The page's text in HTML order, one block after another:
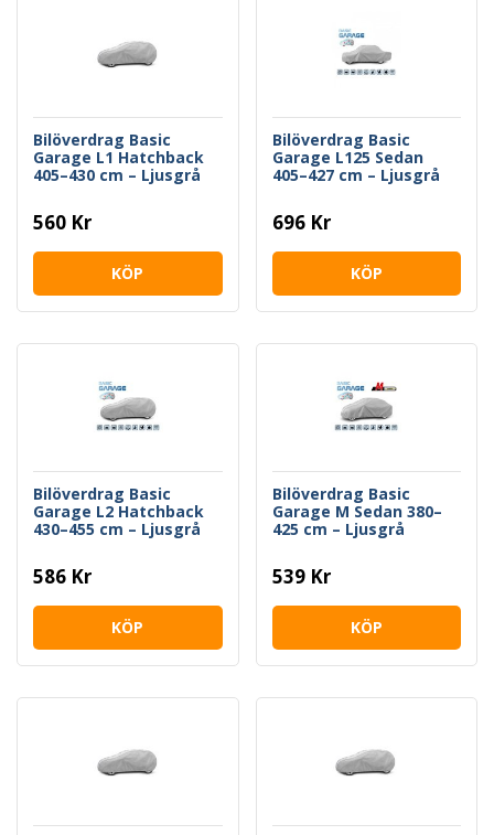
Bilöverdrag Basic
Garage L1 Hatchback
405–430 cm – Ljusgrå
560 Kr
KÖP
Bilöverdrag Basic
Garage L125 Sedan
405–427 cm – Ljusgrå
696 Kr
KÖP
Bilöverdrag Basic
Garage L2 Hatchback
430–455 cm – Ljusgrå
586 Kr
KÖP
Bilöverdrag Basic
Garage M Sedan 380–
425 cm – Ljusgrå
539 Kr
KÖP